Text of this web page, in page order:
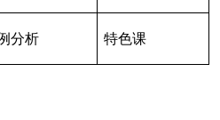
分析 特色课